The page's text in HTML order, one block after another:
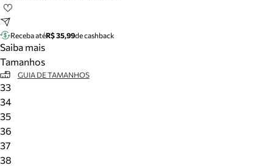
Meus pedidos
Acompanhe seus pedidos e solicite devoluções.
Receba atéR$ 35,99de cashback
Saiba mais
Tamanhos
GUIA DE TAMANHOS
33
34
35
36
37
38